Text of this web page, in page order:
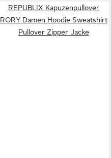
REPUBLIX Kapuzenpullover
RORY Damen Hoodie Sweatshirt
Pullover Zipper Jacke